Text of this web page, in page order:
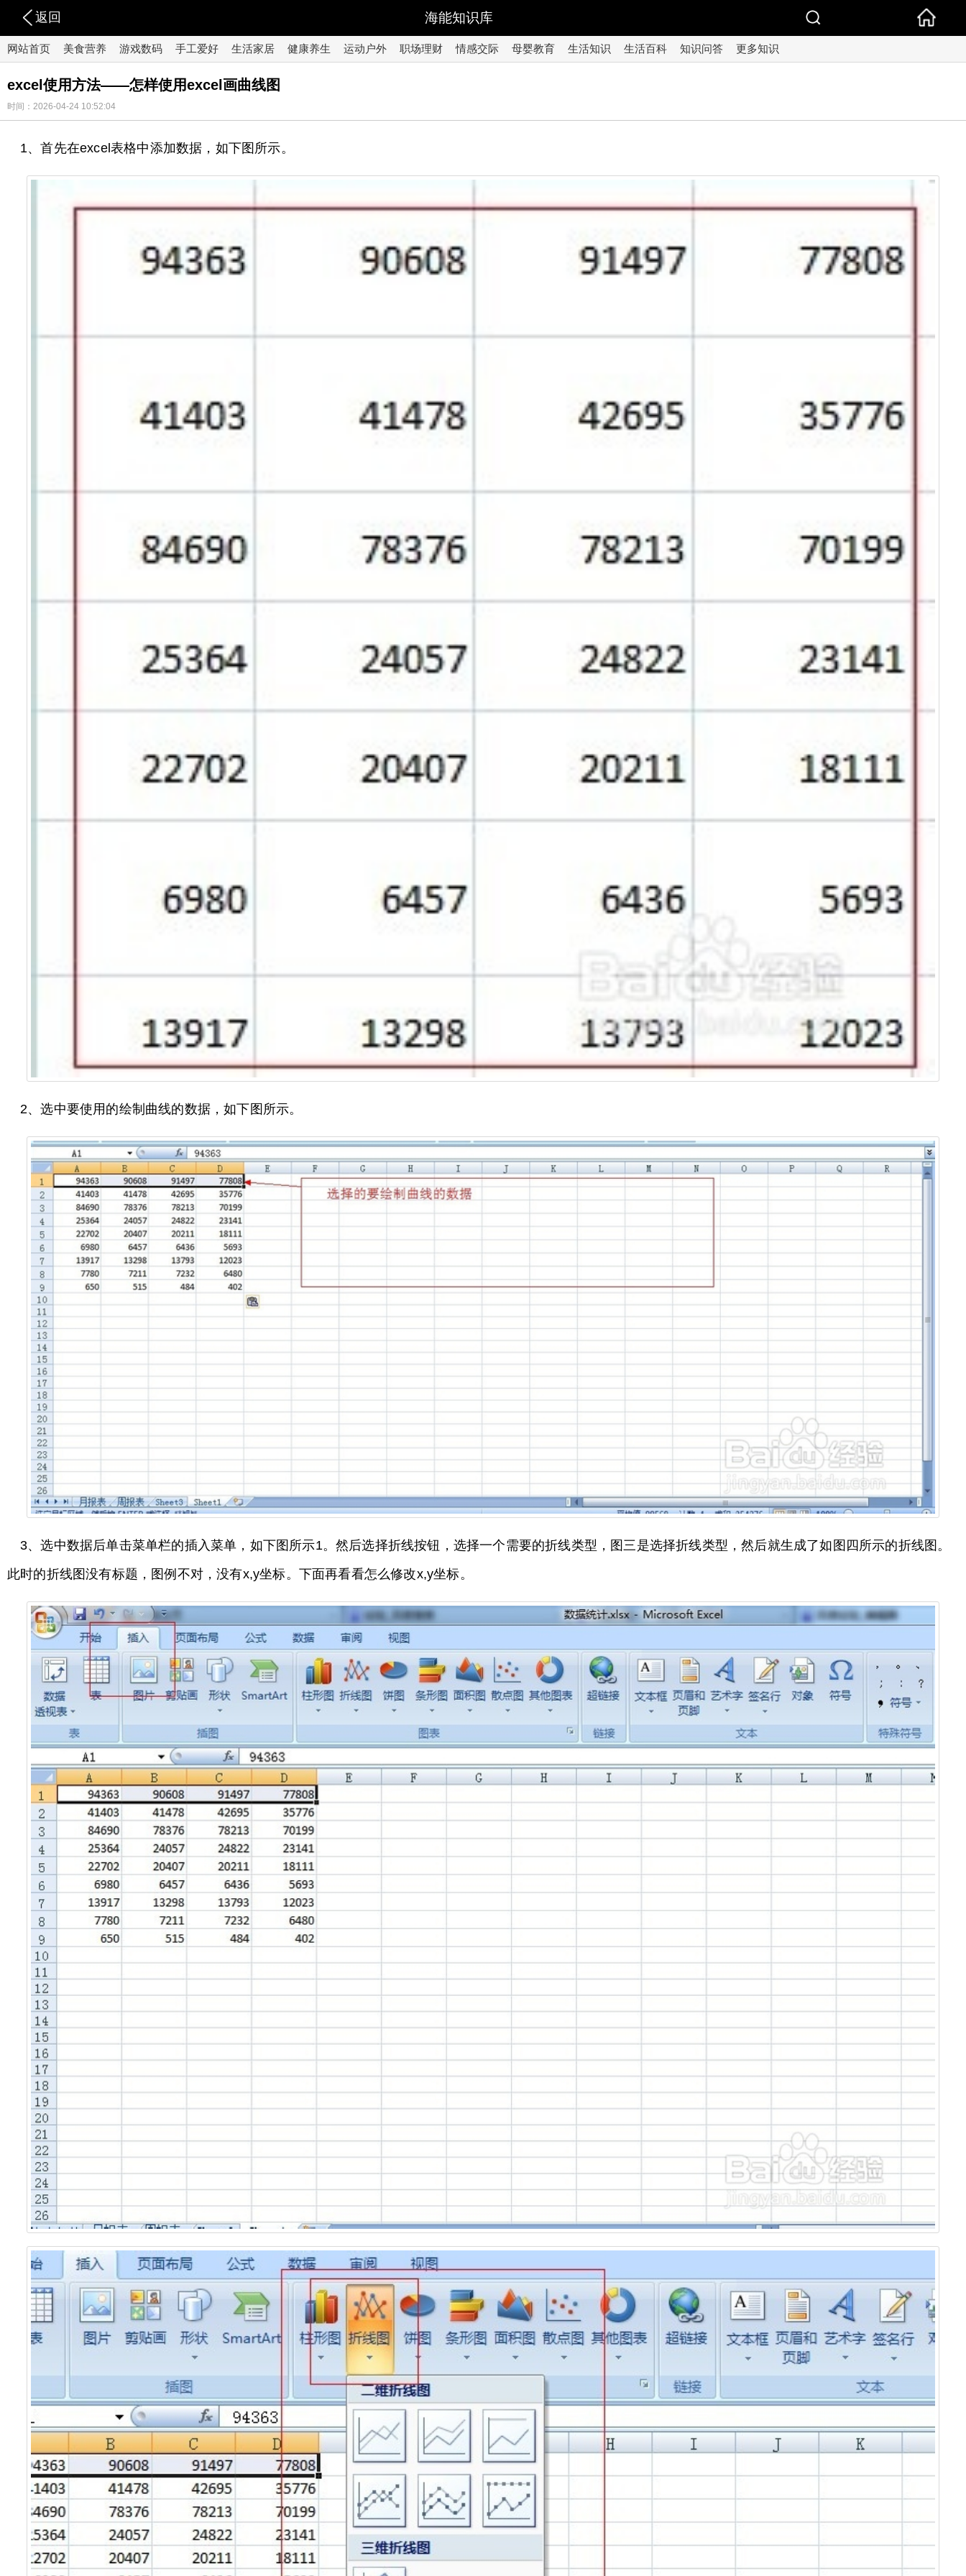
返回 海能知识库
网站首页 美食营养 游戏数码 手工爱好 生活家居 健康养生 运动户外 职场理财 情感交际 母婴教育 生活知识 生活百科 知识问答 更多知识
excel使用方法——怎样使用excel画曲线图
时间：2026-04-24 10:52:04
1、首先在excel表格中添加数据，如下图所示。
2、选中要使用的绘制曲线的数据，如下图所示。
3、选中数据后单击菜单栏的插入菜单，如下图所示1。然后选择折线按钮，选择一个需要的折线类型，图三是选择折线类型，然后就生成了如图四所示的折线图。
此时的折线图没有标题，图例不对，没有x,y坐标。下面再看看怎么修改x,y坐标。